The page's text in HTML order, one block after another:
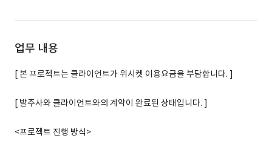
업무 내용
[ 본 프로젝트는 클라이언트가 위시켓 이용요금을 부담합니다. ]
[ 발주사와 클라이언트와의 계약이 완료된 상태입니다. ]
<프로젝트 진행 방식>